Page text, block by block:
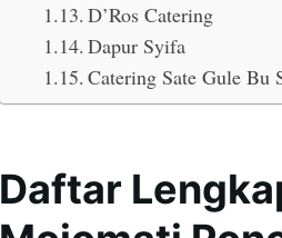
D’Ros Catering
Dapur Syifa
Catering Sate Gule Bu
Daftar